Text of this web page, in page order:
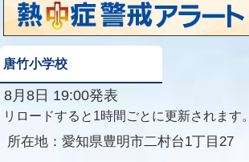
唐竹小学校
8月8日 19:00発表
リロードすると1時間ごとに更新されます。
所在地： 愛知県豊明市二村台1丁目27